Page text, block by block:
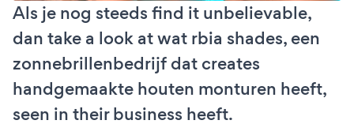
Als je nog steeds find it unbelievable,
dan take a look at wat rbia shades, een
zonnebrillenbedrijf dat creates
handgemaakte houten monturen heeft,
seen in their business heeft.